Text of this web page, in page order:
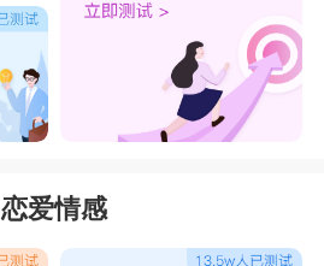
恋爱情感